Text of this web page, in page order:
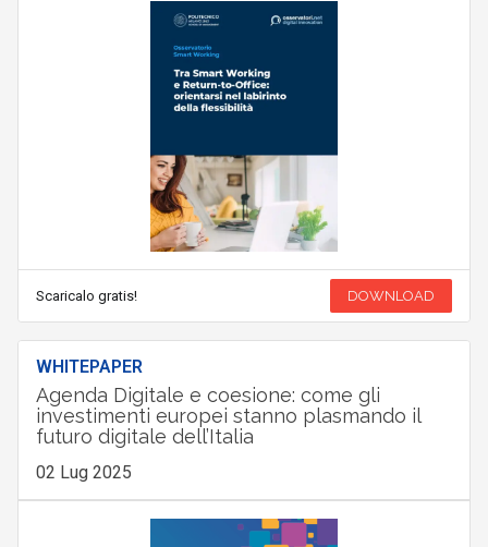
Scaricalo gratis! DOWNLOAD
WHITEPAPER
Agenda Digitale e coesione: come gli
investimenti europei stanno plasmando il
futuro digitale dell’Italia
02 Lug 2025